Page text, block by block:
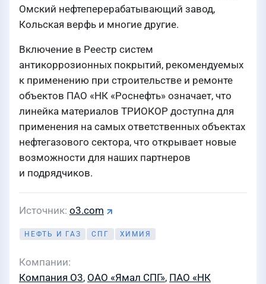
Омский нефтеперерабатывающий завод,
Кольская верфь и многие другие.
Включение в Реестр систем
антикоррозионных покрытий, рекомендуемых
к применению при строительстве и ремонте
объектов ПАО «НК «Роснефть» означает, что
линейка материалов ТРИОКОР доступна для
применения на самых ответственных объектах
нефтегазового сектора, что открывает новые
возможности для наших партнеров
и подрядчиков.
Источник o3.com
НЕФТЬ И ГАЗ СПГ ХИМИЯ
Компании
Компания О3, ОАО «Ямал СПГ», ПАО «НК